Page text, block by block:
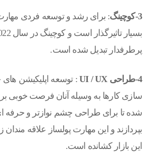
3-کوچینگ
: برای رشد و توسعه فردی
پرطرفدار تبدیل شده است.
4-طراحی UI / UX
: توسعه اپلیکیشن
سازی کارها به وسیله آنان فرصت خوبی
شده تا برای طراحی چشم نوازتر و حرفه
بپردازند و این مهارت پولساز علاقه
این بازار کشانده است.